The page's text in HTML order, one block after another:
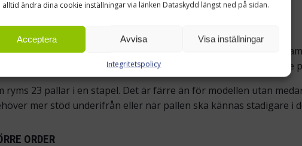
alltid ändra dina cookie inställningar via länken Dataskydd längst ned på sidan.
Acceptera Avvisa Visa inställningar
Integritetspolicy
pall. Medarna ökar pallens stabilitet och ger ett mer
fortfarande gör den lätt i jämförelse med många kraftigare
23 pallar i en stapel. Det är färre än för modellen utan
mer stöd underifrån eller när pallen ska kännas stadigare i
ORDER